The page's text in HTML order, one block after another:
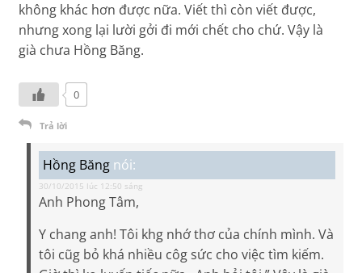
không khác hơn được nữa. Viết thì còn viết được,
nhưng xong lại lười gởi đi mới chết cho chứ. Vậy là
già chưa Hồng Băng.
0
Trả lời
Hồng Băng nói:
30/10/2015 lúc 12:50 sáng
Anh Phong Tâm,
Y chang anh! Tôi khg nhớ thơ của chính mình. Và
tôi cũg bỏ khá nhiều côg sức cho việc tìm kiếm.